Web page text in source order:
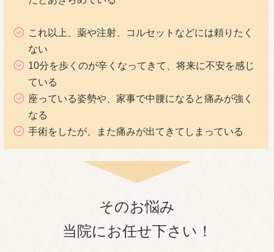
これ以上、薬や注射、コルセットなどには頼りたく
ない
10分を歩くのが辛くなってきて、将来に不安を感じ
ている
座っている姿勢や、家事で中腰になると痛みが強く
なる
手術をしたが、また痛みが出てきてしまっている
そのお悩み
当院にお任せ下さい！